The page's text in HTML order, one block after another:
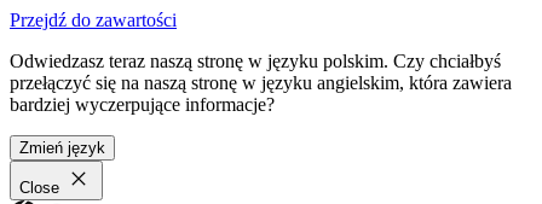
Przejdź do zawartości
Odwiedzasz teraz naszą stronę w języku polskim. Czy chciałbyś
przełączyć się na naszą stronę w języku angielskim, która zawiera
bardziej wyczerpujące informacje?
Zmień język
Close